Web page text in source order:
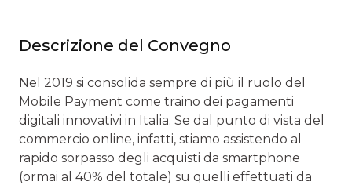
Descrizione del Convegno
Nel 2019 si consolida sempre di più il ruolo del
Mobile Payment come traino dei pagamenti
digitali innovativi in Italia. Se dal punto di vista del
commercio online, infatti, stiamo assistendo al
rapido sorpasso degli acquisti da smartphone
(ormai al 40% del totale) su quelli effettuati da